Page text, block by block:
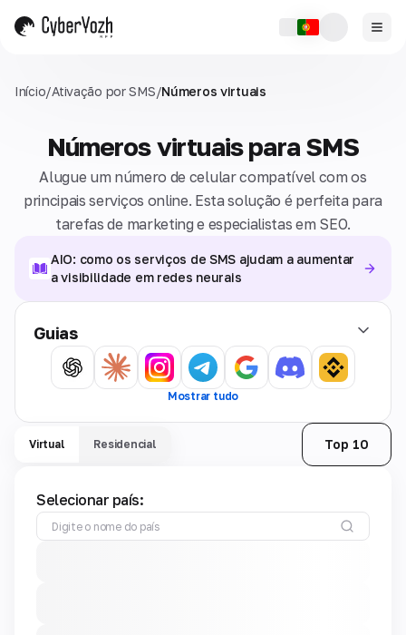
Início/Ativação por SMS/Números virtuais
Números virtuais para SMS
Alugue um número de celular compatível com os
principais serviços online. Esta solução é perfeita para
tarefas de marketing e especialistas em SEO.
AIO: como os serviços de SMS ajudam a aumentar
a visibilidade em redes neurais
Guias
Mostrar tudo
Virtual Residencial Top 10
Selecionar país: